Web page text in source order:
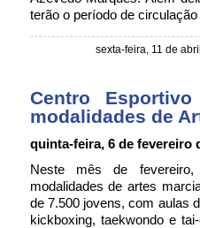
terão o período de
sexta-feira, 11 de
Centro
modalidades de
quinta-feira, 6 de fevereiro
Neste mês de
modalidades de artes
de 7.500 jovens, com aulas
kickboxing, taekwondo e